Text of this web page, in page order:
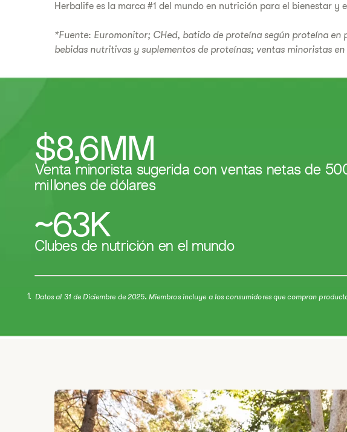
Herbalife es la marca #1 del mundo en nutrición para el bienestar y
*Fuente: Euromonitor; CHed, batido de proteína según proteína en
bebidas nutritivas y suplementos de proteínas; ventas minoristas
$8,6MM
Venta minorista sugerida con ventas netas de
millones de dólares
~63K
​Clubes de nutrición en el mundo
1. Datos al 31 de Diciembre de 2025. Miembros incluye a los consumidores que compran